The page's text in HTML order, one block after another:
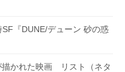
『DUNE/デューン 砂の惑
描かれた映画 リスト（ネタ